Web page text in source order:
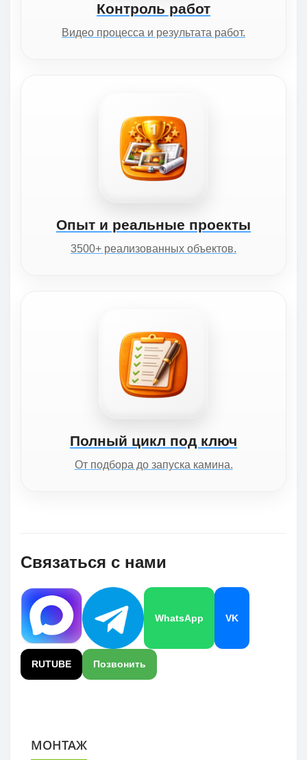
Контроль работ
Видео процесса и результата работ.
Опыт и реальные проекты
3500+ реализованных объектов.
Полный цикл под ключ
От подбора до запуска камина.
Связаться с нами
WhatsApp VK
RUTUBE Позвонить
МОНТАЖ